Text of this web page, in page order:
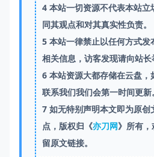
4本站一切资源不代表本站立
同其观点和对其真实性负责。
5本站一律禁止以任何方式发
相关信息，访客发现请向站长
6本站资源大都存储在云盘，
联系我们我们会第一时间更新。
7如无特别声明本文即为原创
点，版权归《亦刀网》所有
留原文链接。